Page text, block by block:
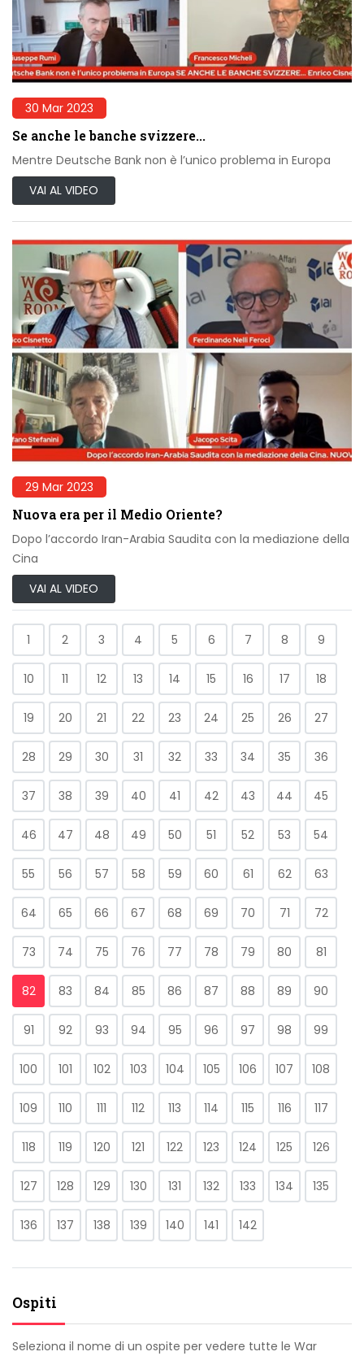
30 Mar 2023
Se anche le banche svizzere...
Mentre Deutsche Bank non è l’unico problema in Europa
VAI AL VIDEO
29 Mar 2023
Nuova era per il Medio Oriente?
Dopo l’accordo Iran-Arabia Saudita con la mediazione della
Cina
VAI AL VIDEO
1 2 3 4 5 6 7 8 9
10 11 12 13 14 15 16 17 18
19 20 21 22 23 24 25 26 27
28 29 30 31 32 33 34 35 36
37 38 39 40 41 42 43 44 45
46 47 48 49 50 51 52 53 54
55 56 57 58 59 60 61 62 63
64 65 66 67 68 69 70 71 72
73 74 75 76 77 78 79 80 81
82 83 84 85 86 87 88 89 90
91 92 93 94 95 96 97 98 99
100 101 102 103 104 105 106 107 108
109 110 111 112 113 114 115 116 117
118 119 120 121 122 123 124 125 126
127 128 129 130 131 132 133 134 135
136 137 138 139 140 141 142
Ospiti
Seleziona il nome di un ospite per vedere tutte le War